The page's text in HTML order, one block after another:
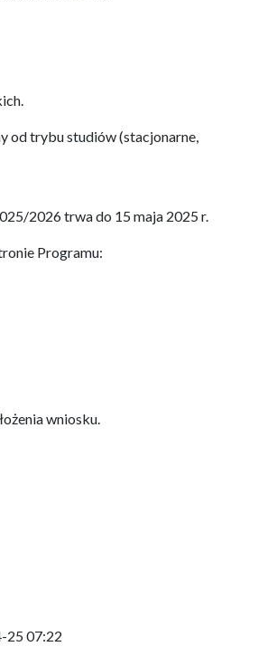
od trybu studiów (stacjonarne,
2026 trwa do 15 maja 2025 r.
Programu:
wniosku.
25 07:22